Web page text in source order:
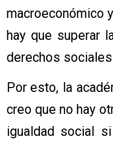
macroeconómico
hay que superar
derechos
Por esto, la
creo que no hay
igualdad social